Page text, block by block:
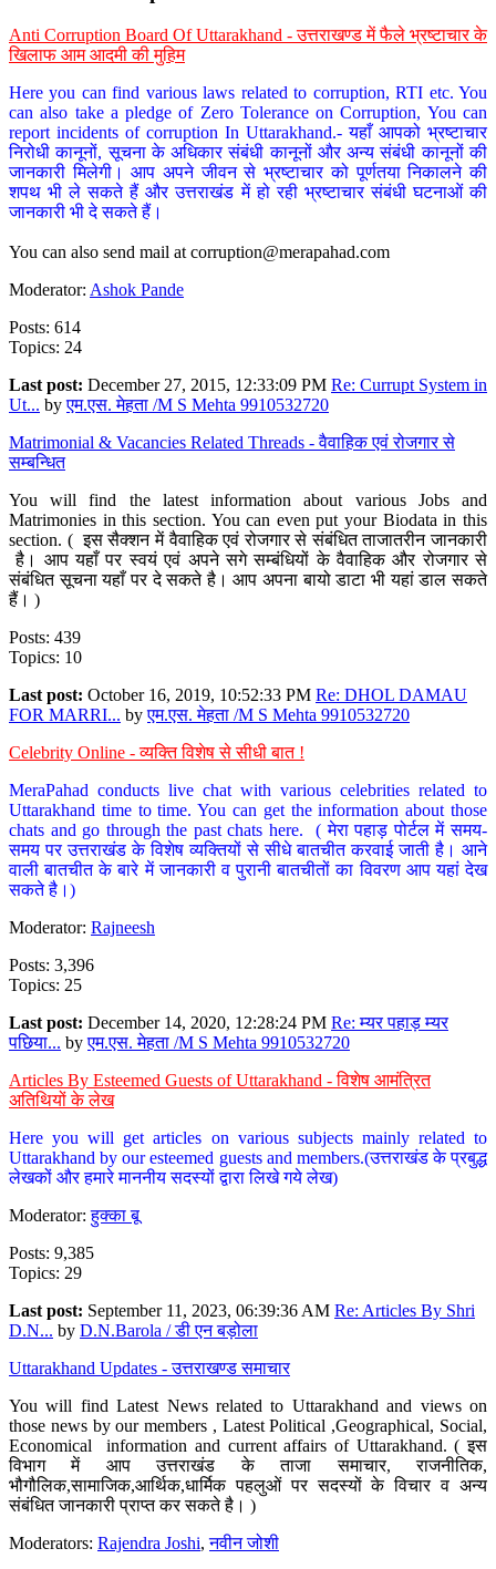
Anti Corruption Board Of Uttarakhand - उत्तराखण्ड में फैले भ्रष्टाचार के
खिलाफ आम आदमी की मुहिम
Here you can find various laws related to corruption, RTI etc. You
can also take a pledge of Zero Tolerance on Corruption, You can
report incidents of corruption In Uttarakhand.- यहाँ आपको भ्रष्टाचार
निरोधी कानूनों, सूचना के अधिकार संबंधी कानूनों और अन्य संबंधी कानूनों की
जानकारी मिलेगी। आप अपने जीवन से भ्रष्टाचार को पूर्णतया निकालने की
शपथ भी ले सकते हैं और उत्तराखंड में हो रही भ्रष्टाचार संबंधी घटनाओं की
जानकारी भी दे सकते हैं।
You can also send mail at corruption@merapahad.com
Moderator: Ashok Pande
Posts: 614
Topics: 24
Last post: December 27, 2015, 12:33:09 PM Re: Currupt System in
Ut... byएम.एस. मेहता /M S Mehta 9910532720
Matrimonial & Vacancies Related Threads - वैवाहिक एवं रोजगार से
सम्बन्धित
You will find the latest information about various Jobs and
Matrimonies in this section. You can even put your Biodata in this
section. ( इस सैक्शन में वैवाहिक एवं रोजगार से संबंधित ताजातरीन जानकारी
है। आप यहाँ पर स्वयं एवं अपने सगे सम्बंधियों के वैवाहिक और रोजगार से
संबंधित सूचना यहाँ पर दे सकते है। आप अपना बायो डाटा भी यहां डाल सकते
हैं। )
Posts: 439
Topics: 10
Last post: October 16, 2019, 10:52:33 PM Re: DHOL DAMAU
FOR MARRI... byएम.एस. मेहता /M S Mehta 9910532720
Celebrity Online - व्यक्ति विशेष से सीधी बात !
MeraPahad conducts live chat with various celebrities related to
Uttarakhand time to time. You can get the information about those
chats and go through the past chats here. ( मेरा पहाड़ पोर्टल में समय-
समय पर उत्तराखंड के विशेष व्यक्तियों से सीधे बातचीत करवाई जाती है। आने
वाली बातचीत के बारे में जानकारी व पुरानी बातचीतों का विवरण आप यहां देख
सकते है।)
Moderator: Rajneesh
Posts: 3,396
Topics: 25
Last post: December 14, 2020, 12:28:24 PM Re: म्यर पहाड़ म्यर
पछिया... byएम.एस. मेहता /M S Mehta 9910532720
Articles By Esteemed Guests of Uttarakhand - विशेष आमंत्रित
अतिथियों के लेख
Here you will get articles on various subjects mainly related to
Uttarakhand by our esteemed guests and members.(उत्तराखंड के प्रबुद्ध
लेखकों और हमारे माननीय सदस्यों द्वारा लिखे गये लेख)
Moderator:हुक्का बू
Posts: 9,385
Topics: 29
Last post: September 11, 2023, 06:39:36 AM Re: Articles By Shri
D.N... by D.N.Barola / डी एन बड़ोला
Uttarakhand Updates - उत्तराखण्ड समाचार
You will find Latest News related to Uttarakhand and views on
those news by our members , Latest Political ,Geographical, Social,
Economical information and current affairs of Uttarakhand. ( इस
विभाग में आप उत्तराखंड के ताजा समाचार, राजनीतिक,
भौगौलिक,सामाजिक,आर्थिक,धार्मिक पहलुओं पर सदस्यों के विचार व अन्य
संबंधित जानकारी प्राप्त कर सकते है। )
Moderators: Rajendra Joshi,नवीन जोशी